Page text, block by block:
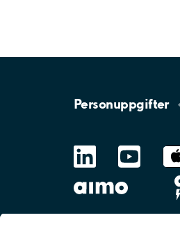
Personuppgifter